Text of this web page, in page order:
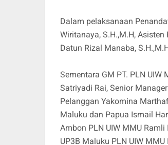
Dalam pelaksanaan
Wiritanaya, S.H.,M.H,
Datun Rizal Manaba,
Sementara GM PT. PLN
Satriyadi Rai, Senior
Pelanggan Yakomina
Maluku dan Papua Ismail
Ambon PLN UIW MMU
UP3B Maluku PLN UIW